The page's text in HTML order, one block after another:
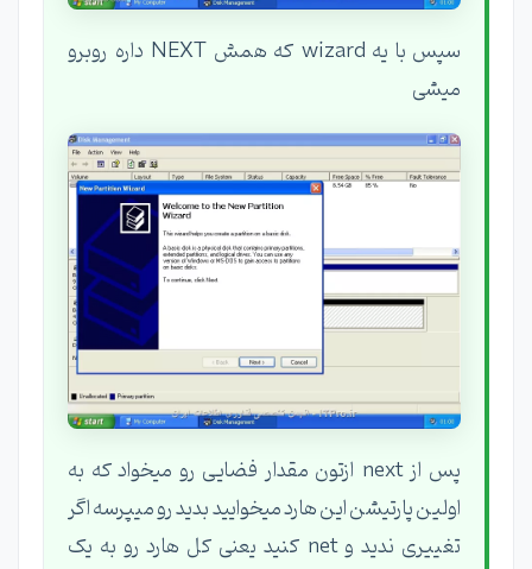
سپس با یه wizard که همش NEXT داره روبرو
میشی
پس از next ازتون مقدار فضایی رو میخواد که به
اولین پارتیشن این هارد میخوایید بدید رو میپرسه اگر
تغییری ندید و net کنید یعنی کل هارد رو به یک